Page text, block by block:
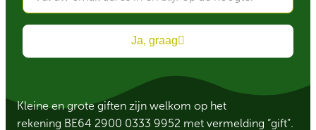
Ja, graag
Kleine en grote giften zijn welkom op het
rekening BE64 2900 0333 9952 met vermelding “gift”.